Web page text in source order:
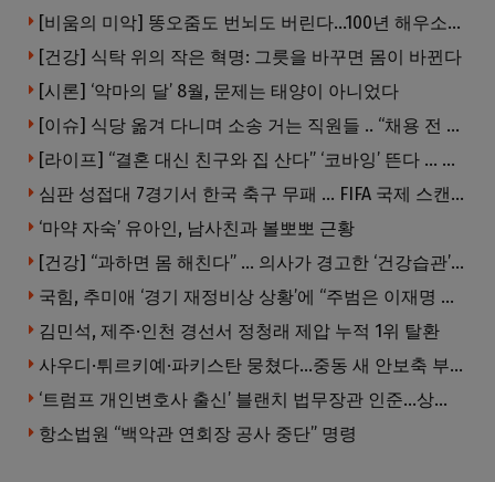
[비움의 미악] 똥오줌도 번뇌도 버린다…100년 해우소의 철학
[건강] 식탁 위의 작은 혁명: 그릇을 바꾸면 몸이 바뀐다
[시론] ‘악마의 달’ 8월, 문제는 태양이 아니었다
[이슈] 식당 옮겨 다니며 소송 거는 직원들 .. “채용 전 반드시 확인해야”
[라이프] “결혼 대신 친구와 집 산다” ‘코바잉’ 뜬다 … 내 집 마련 공식 바뀌었다
심판 성접대 7경기서 한국 축구 무패 … FIFA 국제 스캔들 번지나
‘마약 자숙’ 유아인, 남사친과 볼뽀뽀 근황
[건강] “과하면 몸 해친다” … 의사가 경고한 ‘건강습관’ 5가지
국힘, 추미애 ‘경기 재정비상 상황’에 “주범은 이재명 전 지사”
김민석, 제주·인천 경선서 정청래 제압 누적 1위 탈환
사우디·튀르키예·파키스탄 뭉쳤다…중동 새 안보축 부상하나
‘트럼프 개인변호사 출신’ 블랜치 법무장관 인준…상원 50대49 가결
항소법원 “백악관 연회장 공사 중단” 명령